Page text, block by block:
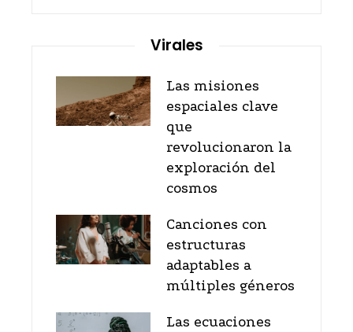
Virales
Las misiones
espaciales clave
que
revolucionaron la
exploración del
cosmos
Canciones con
estructuras
adaptables a
múltiples géneros
Las ecuaciones